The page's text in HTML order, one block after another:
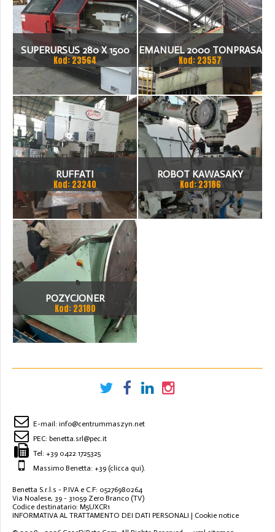
SUPERURSUS 280 X 1500
TOKARKA
Kod: 23564
EMANUEL 2000 TONPRASA
HYDRAULICZNA 3200 X
2000
Kod: 23557
RUFFATI
Kod: 23240
ROBOT KAWASAKY
Kod: 23186
POZYCJONER
SPAWALNICZY OBROTNIK
1200 KG
Kod: 23180
E-mail: info@centrummaszyn.net
PEC: benetta.srl@pec.it
Tel: +39 0422 1725325
Massimo Benetta: +39 (clicca qui).
Benetta S.r.l.s - P.IVA e C.F: 05276980264
Via Noalese, 39 - 31059 Zero Branco (TV)
Codice destinatario: M5UXCR1
INFORMATIVA AL TRATTAMENTO DEI DATI PERSONALI | Cookie notice